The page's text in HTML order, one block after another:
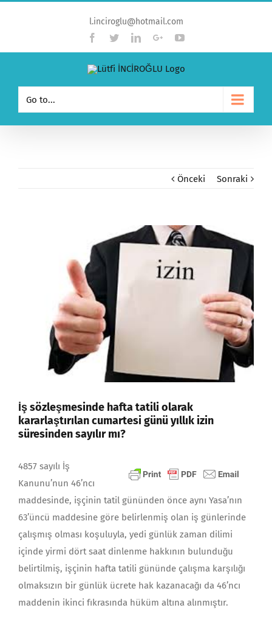
l.inciroglu@hotmail.com
Facebook
TwitterLinkedinGoogle+YouTube
Go to...
Önceki Sonraki
İş sözleşmesinde hafta tatili olarak
kararlaştırılan cumartesi günü yıllık izin
süresinden sayılır mı?
4857 sayılı İş
Kanunu’nun 46’ncı
maddesinde, işçinin tatil gününden önce aynı Yasa’nın
63’üncü maddesine göre belirlenmiş olan iş günlerinde
çalışmış olması koşuluyla, yedi günlük zaman dilimi
içinde yirmi dört saat dinlenme hakkının bulunduğu
belirtilmiş, işçinin hafta tatili gününde çalışma karşılığı
olmaksızın bir günlük ücrete hak kazanacağı da 46’ncı
maddenin ikinci fıkrasında hüküm altına alınmıştır.